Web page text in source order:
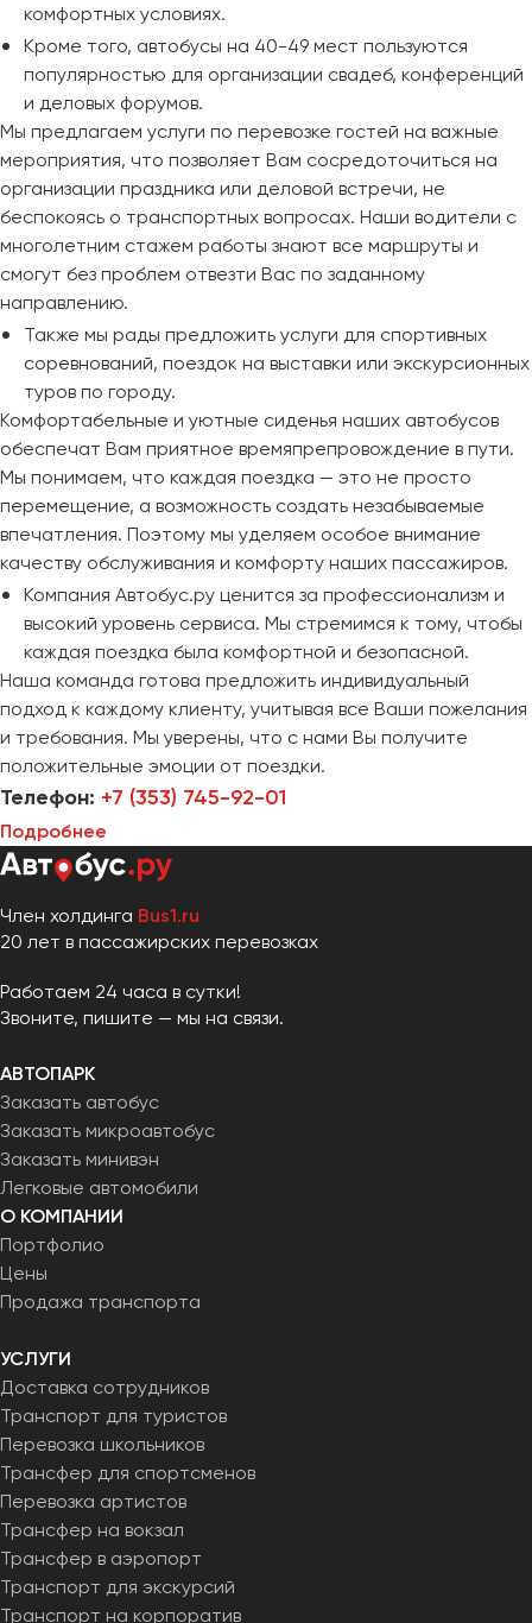
комфортных условиях.
Кроме того, автобусы на 40-49 мест пользуются
популярностью для организации свадеб, конференций
и деловых форумов.
Мы предлагаем услуги по перевозке гостей на важные
мероприятия, что позволяет Вам сосредоточиться на
организации праздника или деловой встречи, не
беспокоясь о транспортных вопросах. Наши водители с
многолетним стажем работы знают все маршруты и
смогут без проблем отвезти Вас по заданному
направлению.
Также мы рады предложить услуги для спортивных
соревнований, поездок на выставки или экскурсионных
туров по городу.
Комфортабельные и уютные сиденья наших автобусов
обеспечат Вам приятное времяпрепровождение в пути.
Мы понимаем, что каждая поездка — это не просто
перемещение, а возможность создать незабываемые
впечатления. Поэтому мы уделяем особое внимание
качеству обслуживания и комфорту наших пассажиров.
Компания Автобус.ру ценится за профессионализм и
высокий уровень сервиса. Мы стремимся к тому, чтобы
каждая поездка была комфортной и безопасной.
Наша команда готова предложить индивидуальный
подход к каждому клиенту, учитывая все Ваши пожелания
и требования. Мы уверены, что с нами Вы получите
положительные эмоции от поездки.
Телефон: +7 (353) 745-92-01
Подробнее
Член холдинга Bus1.ru
20 лет в пассажирских перевозках
Работаем 24 часа в сутки!
Звоните, пишите — мы на связи.
АВТОПАРК
Заказать автобус
Заказать микроавтобус
Заказать минивэн
Легковые автомобили
О КОМПАНИИ
Портфолио
Цены
Продажа транспорта
УСЛУГИ
Доставка сотрудников
Транспорт для туристов
Перевозка школьников
Трансфер для спортсменов
Перевозка артистов
Трансфер на вокзал
Трансфер в аэропорт
Транспорт для экскурсий
Транспорт на корпоратив